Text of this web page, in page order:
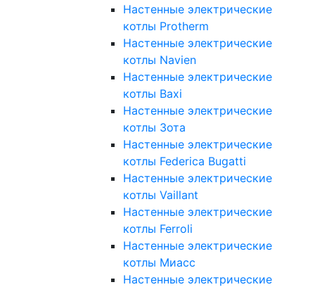
Настенные электрические
котлы Protherm
Настенные электрические
котлы Navien
Настенные электрические
котлы Baxi
Настенные электрические
котлы Зота
Настенные электрические
котлы Federica Bugatti
Настенные электрические
котлы Vaillant
Настенные электрические
котлы Ferroli
Настенные электрические
котлы Миасс
Настенные электрические